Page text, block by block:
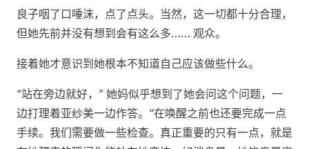
良子咽了口唾沫，点了点头。当然，这一切都十分合理，
但她先前并没有想到会有这么多…… 观众。
接着她才意识到她根本不知道自己应该做些什么。
“站在旁边就好，” 她妈似乎想到了她会问这个问题，一
边打理着亚纱美一边作答。“在唤醒之前也还要完成一点
手续。我们需要做一些检查。真正重要的只有一点，就是